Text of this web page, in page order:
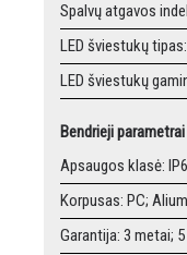
Spalvų atgavos
LED šviestukų
LED šviestukų
Bendrieji parametrai
Apsaugos klasė:
Korpusas: PC;
Garantija: 3 metai;